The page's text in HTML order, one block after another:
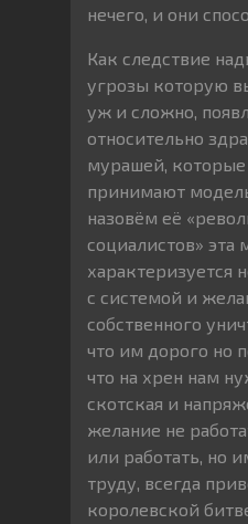
нечего, и они
Как следствие
угрозы которую
уж и сложно,
относительно
мурашей, которые
принимают
назовём её
социалистов» эта
характеризуется
с системой и
собственного
что им дорого но
что на хрен нам
скотская и
желание не
или работать, но
труду, всегда
королевской